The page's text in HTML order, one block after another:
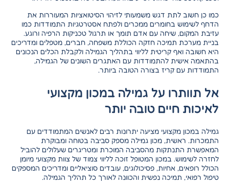
כמו כן חשוב לתת דגש משמעותי לזיהוי הסיטואציות המעוררות את
הדחף לשימוש בחומרים ממכרים ולפתח אסטרטגיות התמודדות כמו
עזיבת המקום, שיחה עם אדם תומך או תרגול טכניקות הרפיה ורוגע.
בניית מערכת תמיכה חזקה הכוללת משפחה, חברים, מטפלים ומדריכים
היא חשובה ואף קריטית לליווי בתהליך הגמילה ולקבלת הכלים הנכונים
בהתאמה אישית להתמודדות עם האתגרים השונים של הגמילה,
התמודדות עם קריז בצורה הטובה ביותר.
אל תוותרו על גמילה במכון מקצועי
לאיכות חיים טובה יותר
גמילה במכון מקצועי מציעה יתרונות רבים לאנשים המתמודדים עם
התמכרות. ראשית, מכון גמילה מספק סביבה בטוחה ומבוקרת
המאפשרת התנתקות מהסביבה המוכרת ומטריגרים שעלולים להוביל
לחזרה לשימוש. במכון המטופל זוכה לליווי צמוד של צוות מקצועי מיומן
הכולל רופאים, אחיות, פסיכולוגים, עובדים סוציאליים ומדריכים המספקים
טיפול רפואי, תמיכה נפשית והכוונה לאורך כל תהליך הגמילה.